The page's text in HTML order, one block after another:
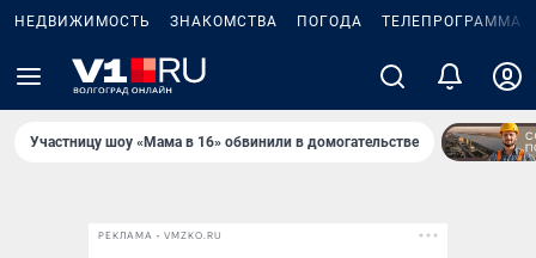
НЕДВИЖИМОСТЬ ЗНАКОМСТВА ПОГОДА ТЕЛЕПРОГРАММА
Участницу шоу «Мама в 16» обвинили в домогательстве
РЕКЛАМА • VMZKO.RU